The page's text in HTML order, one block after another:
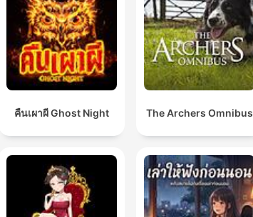
คืนเผาผี Ghost Night The Archers Omnibus